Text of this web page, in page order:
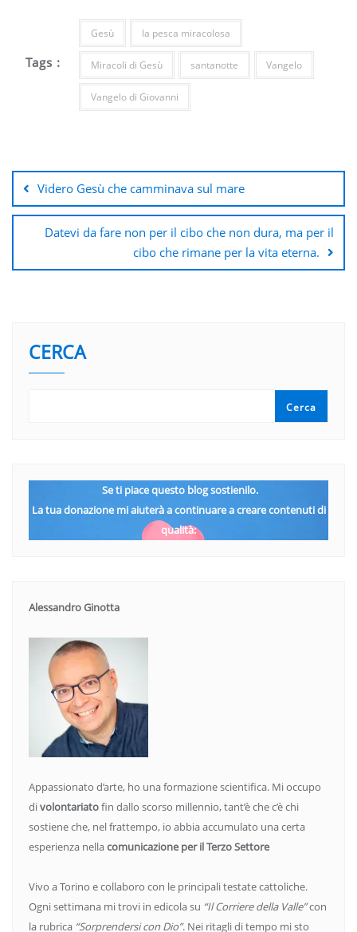
Tags :
Gesù la pesca miracolosa
Miracoli di Gesù santanotte Vangelo
Vangelo di Giovanni
articoli
Videro Gesù che camminava sul mare
Datevi da fare non per il cibo che non dura, ma per il
cibo che rimane per la vita eterna.
CERCA
Cerca
Se ti piace questo blog sostienilo.
La tua donazione mi aiuterà a continuare a creare contenuti di
qualità:
Alessandro Ginotta
Appassionato d’arte, ho una formazione scientifica. Mi occupo
divolontariatofin dallo scorso millennio, tant’è che c’è chi
sostiene che, nel frattempo, io abbia accumulato una certa
esperienza nellacomunicazione per il Terzo Settore
Vivo a Torino e collaboro con le principali testate cattoliche.
Ogni settimana mi trovi in edicola su “Il Corriere della Valle”con
la rubrica “Sorprendersi con Dio”. Nei ritagli di tempo mi sto